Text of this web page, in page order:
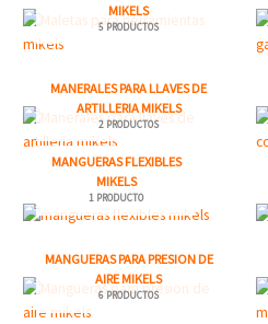
MIKELS
5 PRODUCTOS
MANERALES PARA LLAVES DE
ARTILLERIA MIKELS
2 PRODUCTOS
MANGUERAS FLEXIBLES
MIKELS
1 PRODUCTO
MANGUERAS PARA PRESION DE
AIRE MIKELS
6 PRODUCTOS